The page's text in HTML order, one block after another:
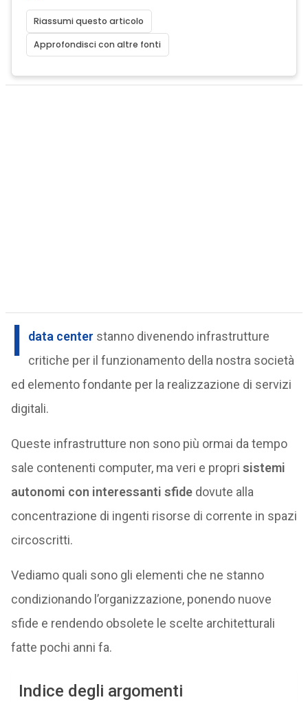
Riassumi questo articolo
Approfondisci con altre fonti
I data center stanno divenendo infrastrutture
critiche per il funzionamento della nostra società
ed elemento fondante per la realizzazione di servizi
digitali.
Queste infrastrutture non sono più ormai da tempo
sale contenenti computer, ma veri e propri sistemi
autonomi con interessanti sfidedovute alla
concentrazione di ingenti risorse di corrente in spazi
circoscritti.
Vediamo quali sono gli elementi che ne stanno
condizionando l’organizzazione, ponendo nuove
sfide e rendendo obsolete le scelte architetturali
fatte pochi anni fa.
Indice degli argomenti